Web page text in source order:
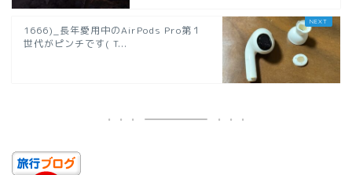
1666)_長年愛用中のAirPods Pro第１
世代がピンチです( T...